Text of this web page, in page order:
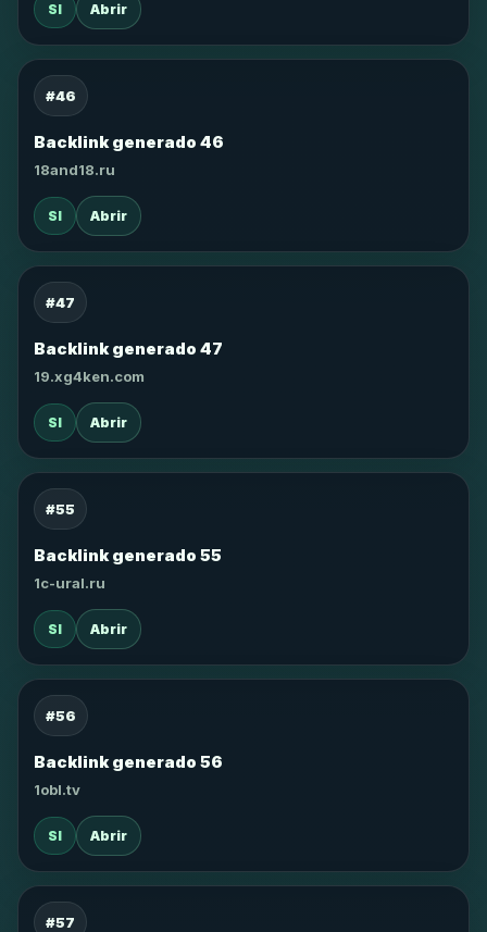
SI Abrir
#46
Backlink generado 46
18and18.ru
SI Abrir
#47
Backlink generado 47
19.xg4ken.com
SI Abrir
#55
Backlink generado 55
1c-ural.ru
SI Abrir
#56
Backlink generado 56
1obl.tv
SI Abrir
#57